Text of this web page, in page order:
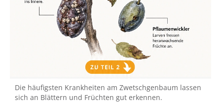
Die häufigsten Krankheiten am Zwetschgenbaum lassen
sich an Blättern und Früchten gut erkennen.